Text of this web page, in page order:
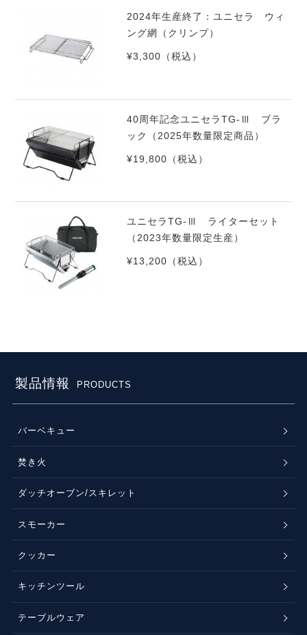
2024年生産終了：ユニセラ ウィ
ング網（クリンプ）
¥3,300 （税込）
40周年記念ユニセラTG-Ⅲ ブラ
ック（2025年数量限定商品）
¥19,800 （税込）
ユニセラTG-Ⅲ ライターセット
（2023年数量限定生産）
¥13,200 （税込）
製品情報 PRODUCTS
バーベキュー
焚き火
ダッチオーブン/スキレット
スモーカー
クッカー
キッチンツール
テーブルウェア